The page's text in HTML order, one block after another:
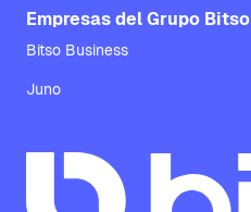
Empresas del Grupo Bitso
Bitso Business
Juno